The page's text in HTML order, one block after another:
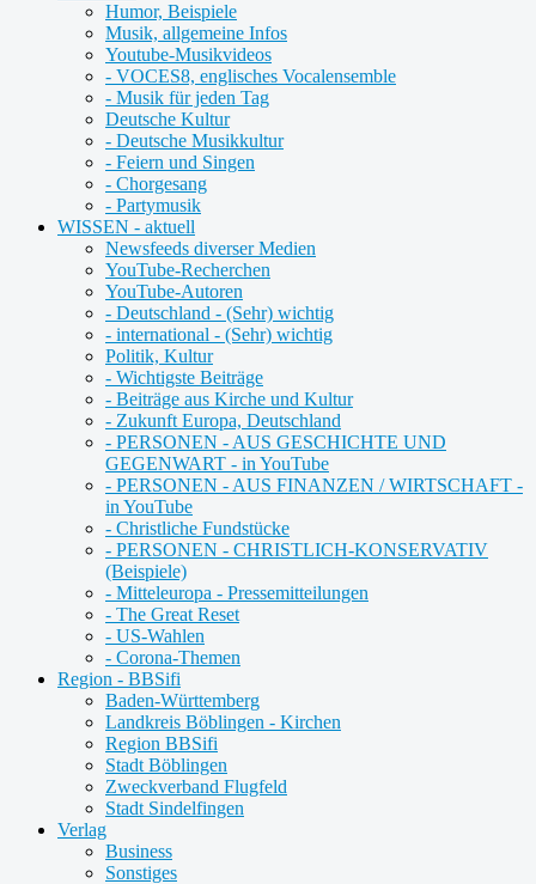
Humor, Beispiele
Musik, allgemeine Infos
Youtube-Musikvideos
- VOCES8, englisches Vocalensemble
- Musik für jeden Tag
Deutsche Kultur
- Deutsche Musikkultur
- Feiern und Singen
- Chorgesang
- Partymusik
WISSEN - aktuell
Newsfeeds diverser Medien
YouTube-Recherchen
YouTube-Autoren
- Deutschland - (Sehr) wichtig
- international - (Sehr) wichtig
Politik, Kultur
- Wichtigste Beiträge
- Beiträge aus Kirche und Kultur
- Zukunft Europa, Deutschland
- PERSONEN - AUS GESCHICHTE UND
GEGENWART - in YouTube
- PERSONEN - AUS FINANZEN / WIRTSCHAFT -
in YouTube
- Christliche Fundstücke
- PERSONEN - CHRISTLICH-KONSERVATIV
(Beispiele)
- Mitteleuropa - Pressemitteilungen
- The Great Reset
- US-Wahlen
- Corona-Themen
Region - BBSifi
Baden-Württemberg
Landkreis Böblingen - Kirchen
Region BBSifi
Stadt Böblingen
Zweckverband Flugfeld
Stadt Sindelfingen
Verlag
Business
Sonstiges